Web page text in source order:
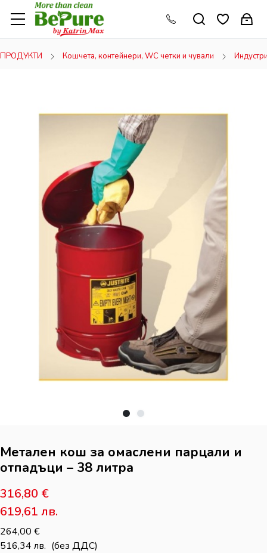
ПРОДУКТИ Кошчета, контейнери, WC четки и чували
Метален кош за омаслени парцали и
отпадъци – 38 литра
316,80 €
619,61 лв.
264,00 €
516,34 лв. (без ДДС)